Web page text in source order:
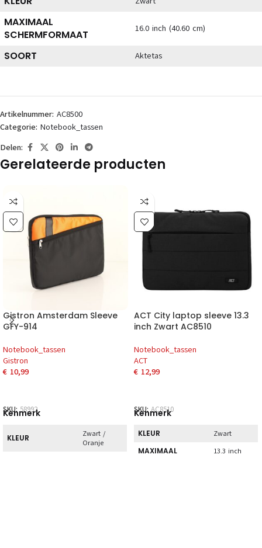
MAXIMAAL
SCHERMFORMAAT
16.0 inch (40.60 cm)
SOORT Aktetas
Artikelnummer: AC8500
Categorie: Notebook_tassen
Delen:
Gerelateerde producten
Gistron Amsterdam Sleeve
GFY-914
Notebook_tassen
Gistron
€ 10,99
SKU:58992
Kenmerk
KLEUR
Zwart /
Oranje
ACT City laptop sleeve 13.3
inch Zwart AC8510
Notebook_tassen
ACT
€ 12,99
SKU:AC8510
Kenmerk
KLEUR Zwart
MAXIMAAL
13.3 inch